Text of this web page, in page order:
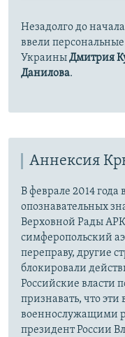
Незадолго до
ввели
УкраиныДмитрия
Данилова.
Аннексия
В феврале 2014
опознавательных
Верховной Рады
симферопольский
переправу, другие
блокировали
Российские власти
признавать, что
военнослужащими
президент России